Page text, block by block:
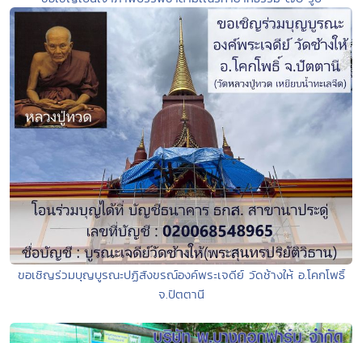
ขอเชิญร่วมบุญบูรณะปฏิสังขรณ์องค์พระเจดีย์ วัดช้างให้ อ.โคกโพธิ์
จ.ปัตตานี